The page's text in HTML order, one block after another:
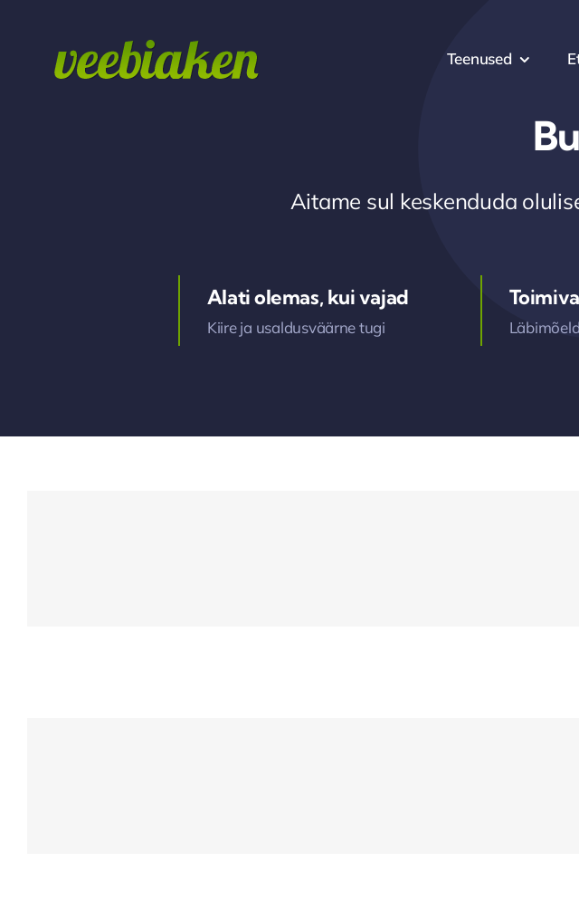
Teenused
Aitame sul keskenduda
Alati olemas, kui vajad
Kiire ja usaldusväärne tugi